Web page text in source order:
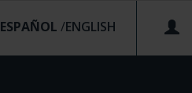
ESPAÑOL /